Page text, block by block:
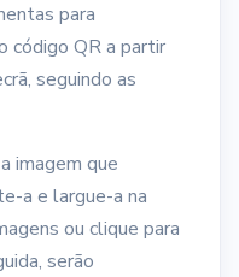
para
código QR a partir
seguindo as
imagem que
a e largue-a na
ou clique para
serão